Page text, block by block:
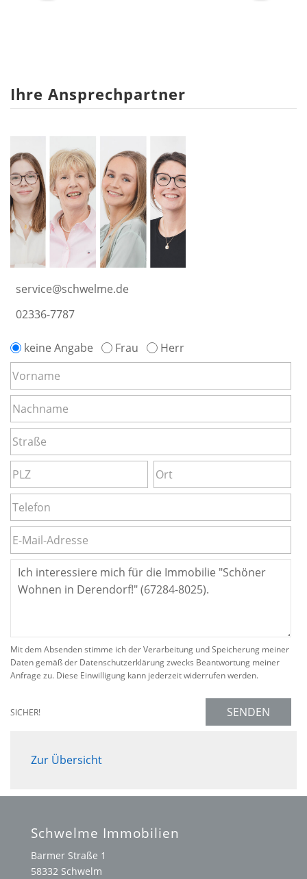
Ihre Ansprechpartner
service@schwelme.de
02336-7787
keine Angabe Frau Herr
Mit dem Absenden stimme ich der Verarbeitung und Speicherung meiner
Daten gemäß der Datenschutzerklärung zwecks Beantwortung meiner
Anfrage zu. Diese Einwilligung kann jederzeit widerrufen werden.
SICHER! SENDEN
Zur Übersicht
Schwelme Immobilien
Barmer Straße 1
58332 Schwelm